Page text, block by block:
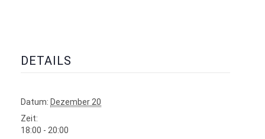
DETAILS
Datum: Dezember 20
Zeit:
18:00 - 20:00